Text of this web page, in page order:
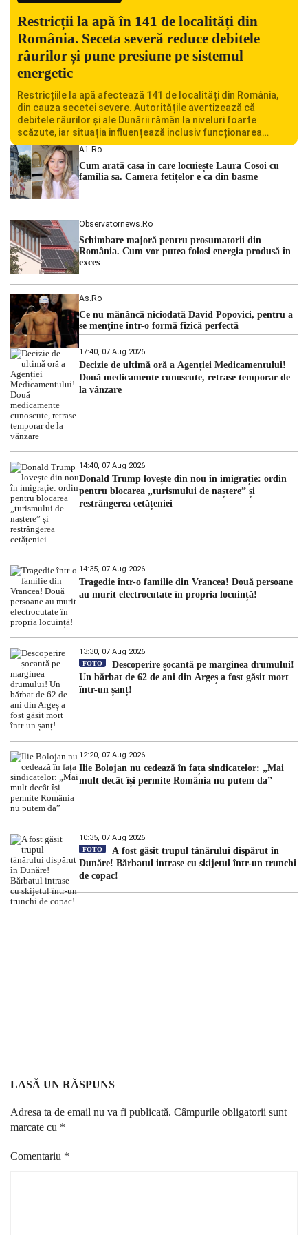
Restricții la apă în 141 de localități din
România. Seceta severă reduce debitele
râurilor și pune presiune pe sistemul
energetic
Restricțiile la apă afectează 141 de localități din România,
din cauza secetei severe. Autoritățile avertizează că
debitele râurilor și ale Dunării rămân la niveluri foarte
scăzute, iar situația influențează inclusiv funcționarea
Centralei Nucleare de la Cernavodă. România se confruntă
cu una dintre cele mai dificile perioade din punct de vedere
hidrologic din ultimii ani. Lipsa […]
A1.ro
Cum arată casa în care locuiește Laura Cosoi cu
familia sa. Camera fetițelor e ca din basme
Observatornews.ro
Schimbare majoră pentru prosumatorii din
România. Cum vor putea folosi energia produsă în
exces
As.ro
Ce nu mănâncă niciodată David Popovici, pentru a
se menţine într-o formă fizică perfectă
17:40, 07 Aug 2026
Decizie de ultimă oră a Agenției Medicamentului!
Două medicamente cunoscute, retrase temporar de
la vânzare
14:40, 07 Aug 2026
Donald Trump lovește din nou în imigrație: ordin
pentru blocarea „turismului de naștere” și
restrângerea cetățeniei
14:35, 07 Aug 2026
Tragedie într-o familie din Vrancea! Două persoane
au murit electrocutate în propria locuință!
13:30, 07 Aug 2026
FOTO
Descoperire șocantă pe marginea drumului!
Un bărbat de 62 de ani din Argeș a fost găsit mort
într-un șanț!
12:20, 07 Aug 2026
Ilie Bolojan nu cedează în fața sindicatelor: „Mai
mult decât își permite România nu putem da”
10:35, 07 Aug 2026
FOTO
A fost găsit trupul tânărului dispărut în
Dunăre! Bărbatul intrase cu skijetul într-un trunchi
de copac!
LASĂ UN RĂSPUNS
Adresa ta de email nu va fi publicată. Câmpurile obligatorii sunt
marcate cu *
Comentariu *